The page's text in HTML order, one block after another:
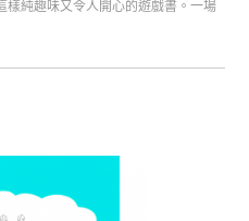
樣純趣味又令人開心的遊戲書。一場